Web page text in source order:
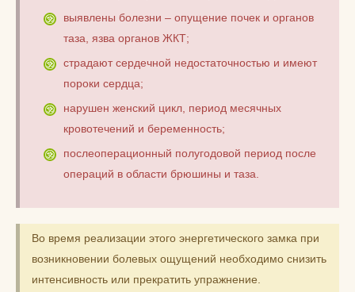
выявлены болезни – опущение почек и органов
таза, язва органов ЖКТ;
страдают сердечной недостаточностью и имеют
пороки сердца;
нарушен женский цикл, период месячных
кровотечений и беременность;
послеоперационный полугодовой период после
операций в области брюшины и таза.
Во время реализации этого энергетического замка при
возникновении болевых ощущений необходимо снизить
интенсивность или прекратить упражнение.